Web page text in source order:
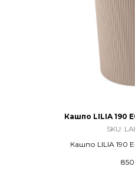
Кашпо LILIA 190
SKU:
Кашпо LILIA 190
850